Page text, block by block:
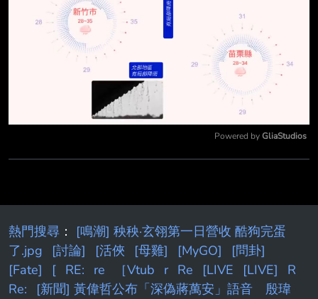
Powered by GliaStudios
熱門搜尋 ： [鳴潮] 秧秧·玄翎第一日營收 酷狗完蛋
了.jpg
[討論] [活俠 [母雞] [MyGO]
[問卦]
[Fate]
[ RE: re ［Vtub r Re [LIVE [LIVE]
R
Re:
[新聞] 黃偉哲公布「深偽蔣萬安」語音 殷瑋